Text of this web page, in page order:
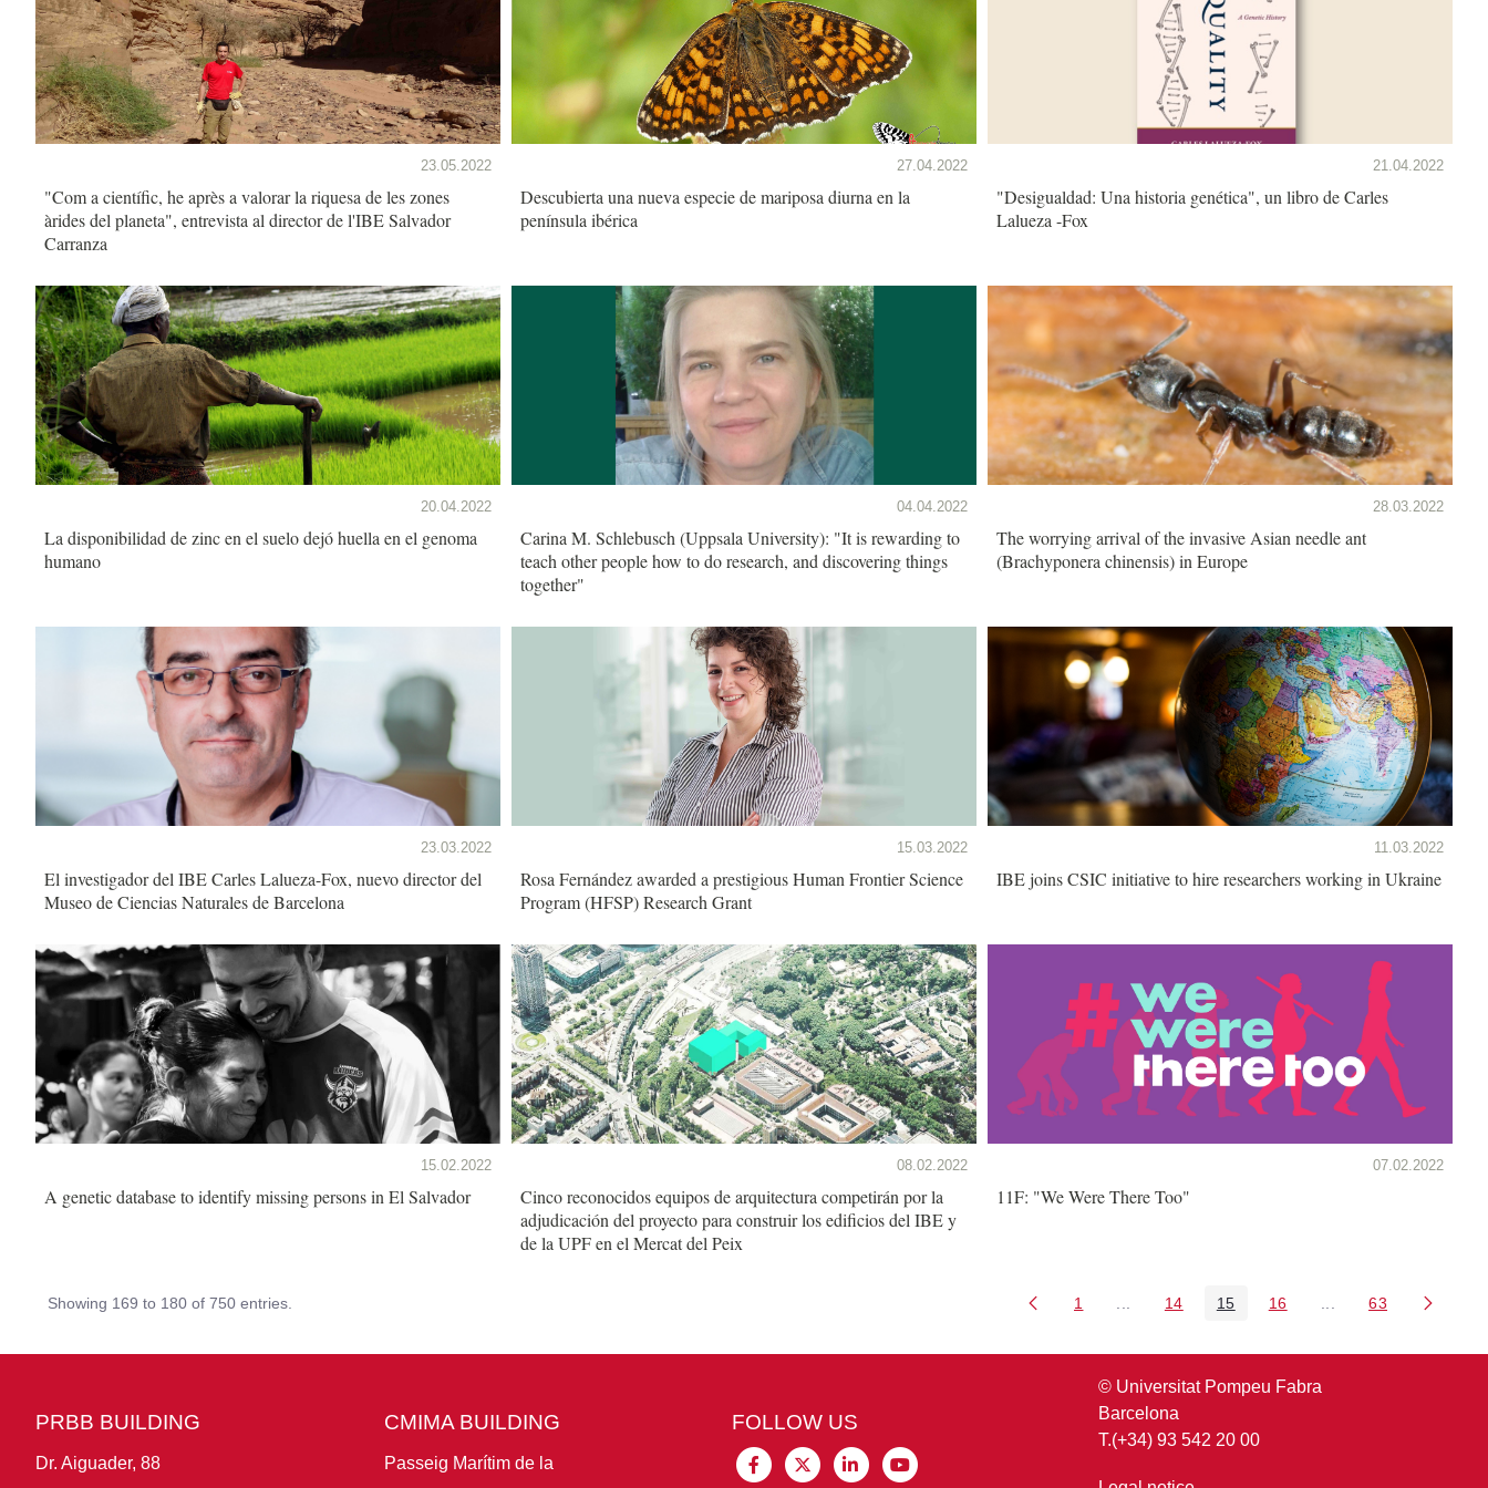
23.05.2022
"Com a científic, he après a valorar la riquesa de les zones
àrides del planeta", entrevista al director de l'IBE Salvador
Carranza
27.04.2022
Descubierta una nueva especie de mariposa diurna en la
península ibérica
21.04.2022
"Desigualdad: Una historia genética", un libro de Carles
Lalueza -Fox
20.04.2022
La disponibilidad de zinc en el suelo dejó huella en el genoma
humano
04.04.2022
Carina M. Schlebusch (Uppsala University): "It is rewarding to
teach other people how to do research, and discovering things
together"
28.03.2022
The worrying arrival of the invasive Asian needle ant
(Brachyponera chinensis) in Europe
23.03.2022
El investigador del IBE Carles Lalueza-Fox, nuevo director del
Museo de Ciencias Naturales de Barcelona
15.03.2022
Rosa Fernández awarded a prestigious Human Frontier Science
Program (HFSP) Research Grant
11.03.2022
IBE joins CSIC initiative to hire researchers working in Ukraine
15.02.2022
A genetic database to identify missing persons in El Salvador
08.02.2022
Cinco reconocidos equipos de arquitectura competirán por la
adjudicación del proyecto para construir los edificios del IBE y
de la UPF en el Mercat del Peix
07.02.2022
11F: "We Were There Too"
Showing 169 to 180 of 750 entries. Page
1 Intermediate Pages Use TAB to navigate.
Page
14 Page
15 Page
16 Intermediate Pages
Page
63
PRBB BUILDING
Dr. Aiguader, 88
CMIMA BUILDING
Passeig Marítim de la
FOLLOW US
© Universitat Pompeu Fabra
Barcelona
T.(+34) 93 542 20 00